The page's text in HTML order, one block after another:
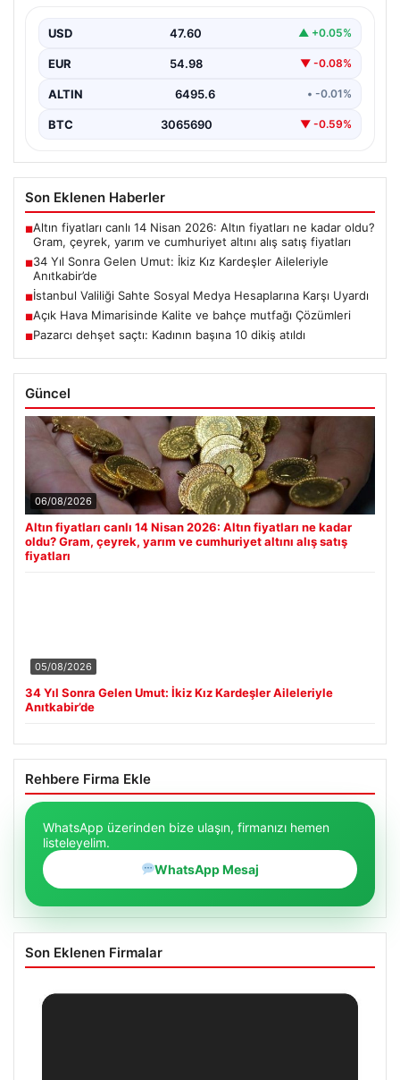
(59) çifti, tam 34 yıllık bir bekleyişin…
USD 47.60 ▲ +0.05%
EUR 54.98 ▼ -0.08%
ALTIN 6495.6 • -0.01%
BTC 3065690 ▼ -0.59%
Son Eklenen Haberler
■Altın fiyatları canlı 14 Nisan 2026: Altın fiyatları ne kadar oldu?
Gram, çeyrek, yarım ve cumhuriyet altını alış satış fiyatları
■34 Yıl Sonra Gelen Umut: İkiz Kız Kardeşler Aileleriyle
Anıtkabir’de
■İstanbul Valiliği Sahte Sosyal Medya Hesaplarına Karşı Uyardı
■Açık Hava Mimarisinde Kalite ve bahçe mutfağı Çözümleri
■Pazarcı dehşet saçtı: Kadının başına 10 dikiş atıldı
Güncel
06/08/2026
Altın fiyatları canlı 14 Nisan 2026: Altın fiyatları ne kadar
oldu? Gram, çeyrek, yarım ve cumhuriyet altını alış satış
fiyatları
05/08/2026
34 Yıl Sonra Gelen Umut: İkiz Kız Kardeşler Aileleriyle
Anıtkabir’de
Rehbere Firma Ekle
WhatsApp üzerinden bize ulaşın, firmanızı hemen
listeleyelim.
WhatsApp Mesaj
Son Eklenen Firmalar